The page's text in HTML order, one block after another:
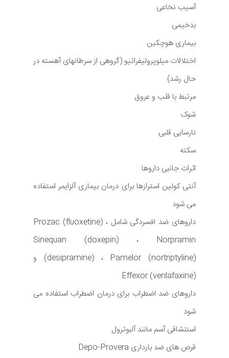
آسیب نخاعی
بدخیمی
بیماری هوچکین
اختلالات میلوپرولیفراتیو (گروهی از سرطانهای آهسته در
حال رشد)
مرتبط با قلب و عروق
شوک
نارسایی قلبی
سکته
اثرات جانبی داروها
آنتی کولین استرازها برای درمان بیماری آلزایمر استفاده
می شود
داروهای ضد افسردگی شامل Prozac (fluoxetine) ،
Sinequan (doxepin) ، Norpramin
(desipramine) ، Pamelor (nortriptyline) و
Effexor (venlafaxine)
داروهای ضد اضطراب برای درمان اضطراب استفاده می
شود
استنشاقی آسم مانند آلبوترول
قرص های ضد بارداری Depo-Provera